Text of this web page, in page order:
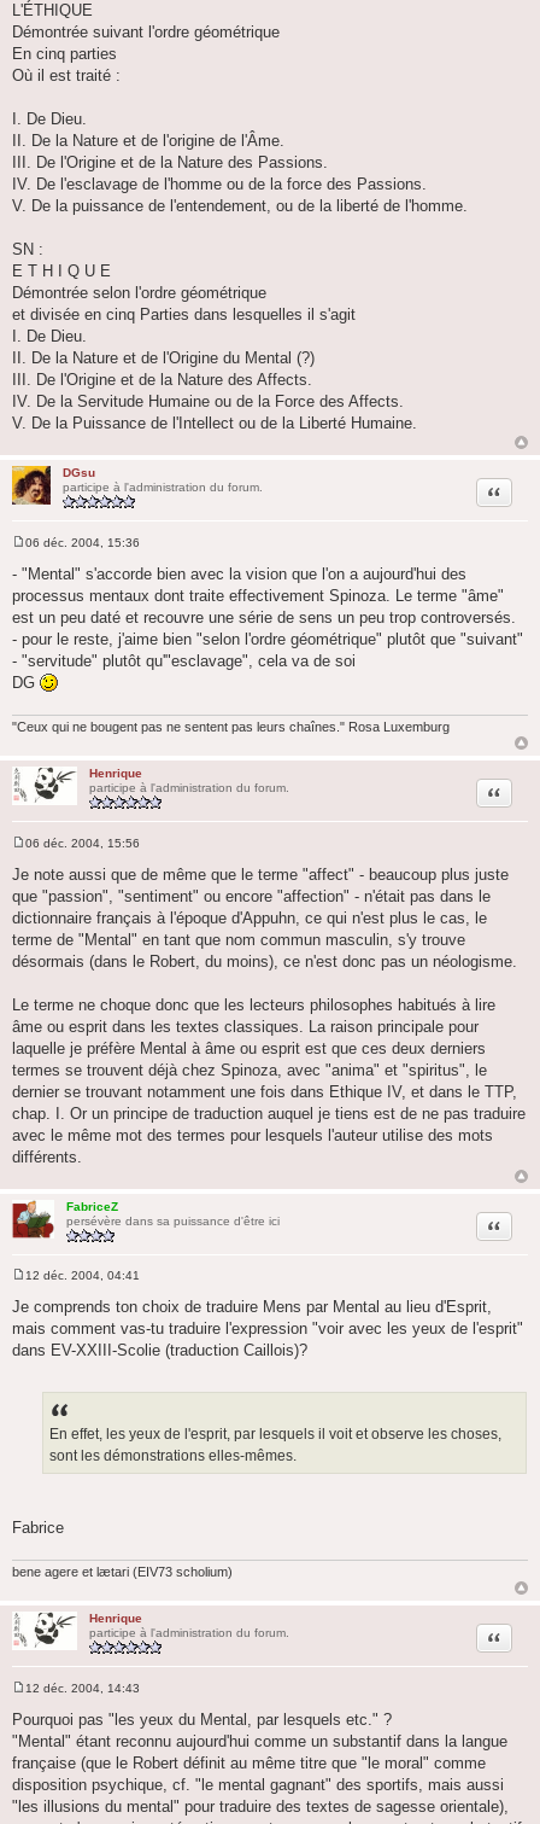
L'ÉTHIQUE
Démontrée suivant l'ordre géométrique
En cinq parties
Où il est traité :
I. De Dieu.
II. De la Nature et de l'origine de l'Âme.
III. De l'Origine et de la Nature des Passions.
IV. De l'esclavage de l'homme ou de la force des Passions.
V. De la puissance de l'entendement, ou de la liberté de l'homme.
SN :
E T H I Q U E
Démontrée selon l'ordre géométrique
et divisée en cinq Parties dans lesquelles il s'agit
I. De Dieu.
II. De la Nature et de l'Origine du Mental (?)
III. De l'Origine et de la Nature des Affects.
IV. De la Servitude Humaine ou de la Force des Affects.
V. De la Puissance de l'Intellect ou de la Liberté Humaine.
DGsu
participe à l'administration du forum.
Citation
e
s
s
a
g
e
06 déc. 2004, 15:36
- "Mental" s'accorde bien avec la vision que l'on a aujourd'hui des
processus mentaux dont traite effectivement Spinoza. Le terme "âme"
est un peu daté et recouvre une série de sens un peu trop controversés.
- pour le reste, j'aime bien "selon l'ordre géométrique" plutôt que "suivant"
- "servitude" plutôt qu'"esclavage", cela va de soi
DG
"Ceux qui ne bougent pas ne sentent pas leurs chaînes." Rosa Luxemburg
Henrique
participe à l'administration du forum.
Citation
s
s
g
e
06 déc. 2004, 15:56
Je note aussi que de même que le terme "affect" - beaucoup plus juste
que "passion", "sentiment" ou encore "affection" - n'était pas dans le
dictionnaire français à l'époque d'Appuhn, ce qui n'est plus le cas, le
terme de "Mental" en tant que nom commun masculin, s'y trouve
désormais (dans le Robert, du moins), ce n'est donc pas un néologisme.
Le terme ne choque donc que les lecteurs philosophes habitués à lire
âme ou esprit dans les textes classiques. La raison principale pour
laquelle je préfère Mental à âme ou esprit est que ces deux derniers
termes se trouvent déjà chez Spinoza, avec "anima" et "spiritus", le
dernier se trouvant notamment une fois dans Ethique IV, et dans le TTP,
chap. I. Or un principe de traduction auquel je tiens est de ne pas traduire
avec le même mot des termes pour lesquels l'auteur utilise des mots
différents.
FabriceZ
persévère dans sa puissance d'être ici
Citation
e
s
s
a
g
12 déc. 2004, 04:41
Je comprends ton choix de traduire Mens par Mental au lieu d'Esprit,
mais comment vas-tu traduire l'expression "voir avec les yeux de l'esprit"
dans EV-XXIII-Scolie (traduction Caillois)?
En effet, les yeux de l'esprit, par lesquels il voit et observe les choses,
sont les démonstrations elles-mêmes.
Fabrice
bene agere et lætari (EIV73 scholium)
Henrique
participe à l'administration du forum.
Citation
s
s
g
e
12 déc. 2004, 14:43
Pourquoi pas "les yeux du Mental, par lesquels etc." ?
"Mental" étant reconnu aujourd'hui comme un substantif dans la langue
française (que le Robert définit au même titre que "le moral" comme
disposition psychique, cf. "le mental gagnant" des sportifs, mais aussi
"les illusions du mental" pour traduire des textes de sagesse orientale),